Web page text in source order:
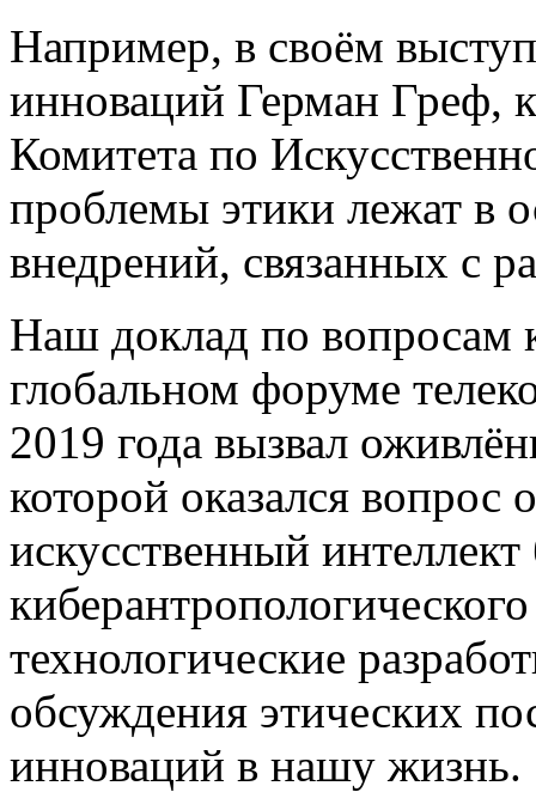
Например, в своём
инноваций Герман Греф,
Комитета по
проблемы этики лежат в
внедрений, связанных с
Наш доклад по вопросам
глобальном форуме
2019 года вызвал
которой оказался вопрос
искусственный
технологические
обсуждения этических
инноваций в нашу жизнь.